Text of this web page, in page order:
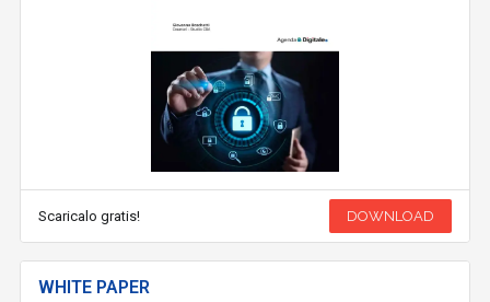
Scaricalo gratis! DOWNLOAD
WHITE PAPER